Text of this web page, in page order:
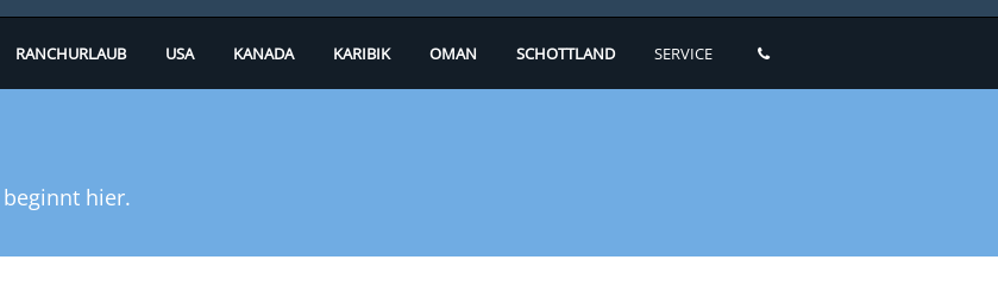
RANCHURLAUB USA KANADA KARIBIK OMAN SCHOTTLAND SERVICE
hier.